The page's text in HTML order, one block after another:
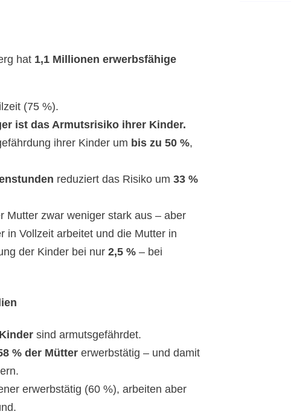
hat 1,1 Millionen erwerbsfähige
(75 %).
ist das Armutsrisiko ihrer Kinder.
ihrer Kinder um bis zu 50 %,
reduziert das Risiko um 33 %
Mutter zwar weniger stark aus – aber
in Vollzeit arbeitet und die Mutter in
der Kinder bei nur 2,5 % – bei
sind armutsgefährdet.
% der Mütter erwerbstätig – und damit
erwerbstätig (60 %), arbeiten aber